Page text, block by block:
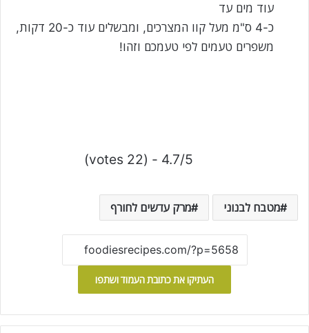
עוד מים עד
כ-4 ס"מ מעל קוו המצרכים, ומבשלים עוד כ-20 דקות,
משפרים טעמים לפי טעמכם וזהו!
4.7/5 - (22 votes)
מטבח לבנוני מרק עדשים לחורף
העתיקו את כתובת העמוד ושתפו